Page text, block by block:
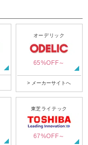
オーデリック
65%OFF～
> メーカーサイトへ
東芝ライテック
67%OFF～